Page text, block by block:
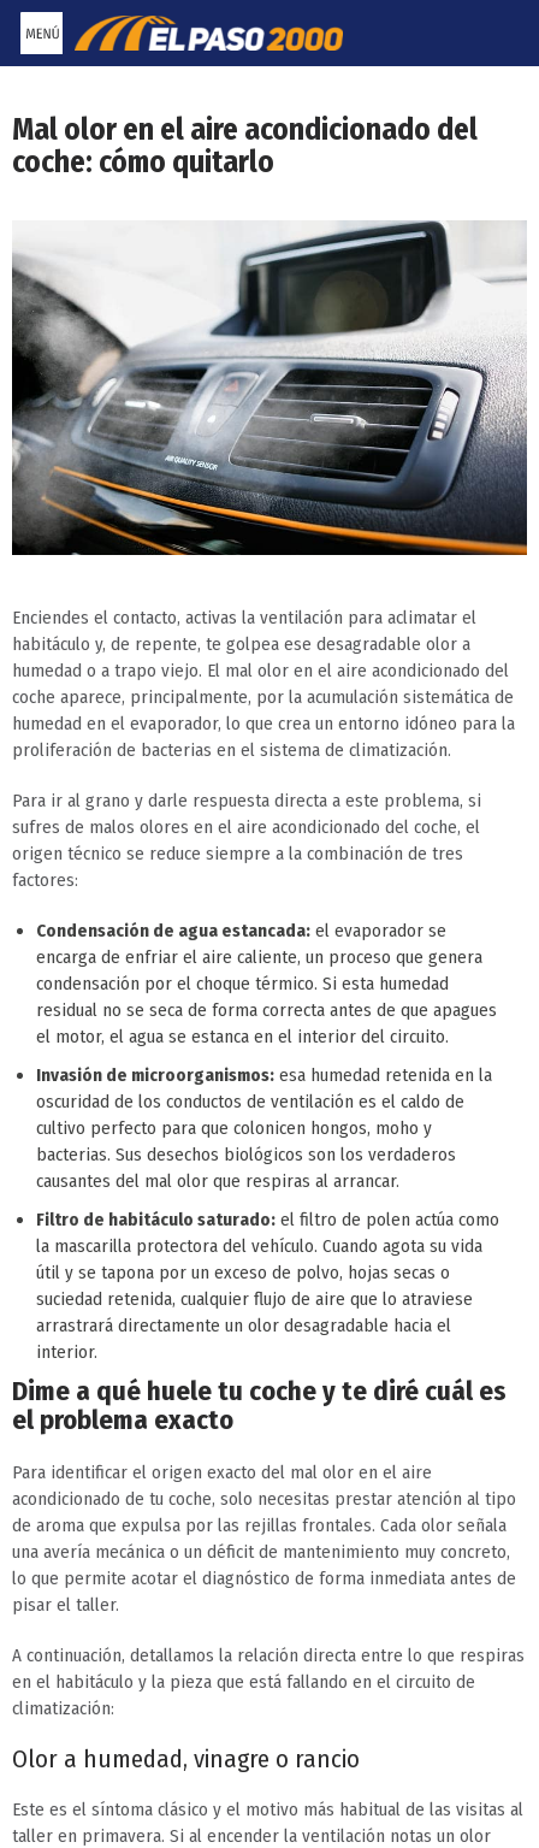
Saltar
contenido
Mal olor en el aire acondicionado del
coche: cómo quitarlo
Enciendes el contacto, activas la ventilación para aclimatar el
habitáculo y, de repente, te golpea ese desagradable olor a
humedad o a trapo viejo. El mal olor en el aire acondicionado del
coche aparece, principalmente, por la acumulación sistemática de
humedad en el evaporador, lo que crea un entorno idóneo para la
proliferación de bacterias en el sistema de climatización.
Para ir al grano y darle respuesta directa a este problema, si
sufres de malos olores en el aire acondicionado del coche, el
origen técnico se reduce siempre a la combinación de tres
factores:
Condensación de agua estancada: el evaporador se
encarga de enfriar el aire caliente, un proceso que genera
condensación por el choque térmico. Si esta humedad
residual no se seca de forma correcta antes de que apagues
el motor, el agua se estanca en el interior del circuito.
Invasión de microorganismos: esa humedad retenida en la
oscuridad de los conductos de ventilación es el caldo de
cultivo perfecto para que colonicen hongos, moho y
bacterias. Sus desechos biológicos son los verdaderos
causantes del mal olor que respiras al arrancar.
Filtro de habitáculo saturado: el filtro de polen actúa como
la mascarilla protectora del vehículo. Cuando agota su vida
útil y se tapona por un exceso de polvo, hojas secas o
suciedad retenida, cualquier flujo de aire que lo atraviese
arrastrará directamente un olor desagradable hacia el
interior.
Dime a qué huele tu coche y te diré cuál es
el problema exacto
Para identificar el origen exacto del mal olor en el aire
acondicionado de tu coche, solo necesitas prestar atención al tipo
de aroma que expulsa por las rejillas frontales. Cada olor señala
una avería mecánica o un déficit de mantenimiento muy concreto,
lo que permite acotar el diagnóstico de forma inmediata antes de
pisar el taller.
A continuación, detallamos la relación directa entre lo que respiras
en el habitáculo y la pieza que está fallando en el circuito de
climatización:
Olor a humedad, vinagre o rancio
Este es el síntoma clásico y el motivo más habitual de las visitas al
taller en primavera. Si al encender la ventilación notas un olor